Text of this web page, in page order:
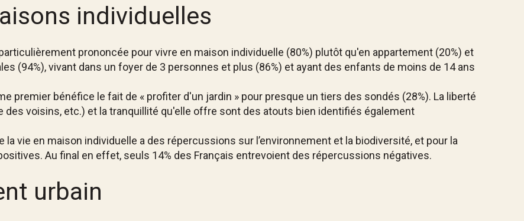
individuelles
prononcée pour vivre en maison individuelle (80%) plutôt qu'en appartement (20%) et
(94%), vivant dans un foyer de 3 personnes et plus (86%) et ayant des enfants de moins de 14 ans
premier bénéfice le fait de « profiter d'un jardin » pour presque un tiers des sondés (28%). La liberté
des voisins, etc.) et la tranquillité qu'elle offre sont des atouts bien identifiés également
la vie en maison individuelle a des répercussions sur l’environnement et la biodiversité, et pour la
Au final en effet, seuls 14% des Français entrevoient des répercussions négatives.
urbain